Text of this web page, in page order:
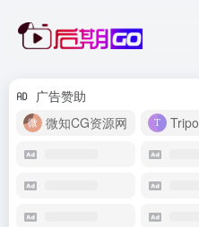
广告赞助
微知CG资源网